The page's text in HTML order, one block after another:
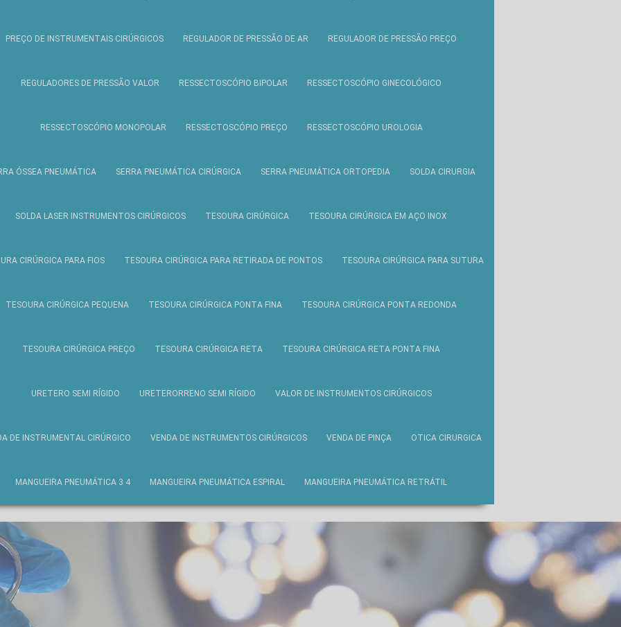
PREÇO DE INSTRUMENTAIS CIRÚRGICOS REGULADOR DE PRESSÃO DE AR REGULADOR DE PRESSÃO PREÇO
REGULADORES DE PRESSÃO VALOR RESSECTOSCÓPIO BIPOLAR RESSECTOSCÓPIO GINECOLÓGICO
RESSECTOSCÓPIO MONOPOLAR RESSECTOSCÓPIO PREÇO RESSECTOSCÓPIO UROLOGIA
ÓSSEA PNEUMÁTICA SERRA PNEUMÁTICA CIRÚRGICA SERRA PNEUMÁTICA ORTOPEDIA SOLDA CIRURGIA
SOLDA LASER INSTRUMENTOS CIRÚRGICOS TESOURA CIRÚRGICA TESOURA CIRÚRGICA EM AÇO INOX
CIRÚRGICA PARA FIOS TESOURA CIRÚRGICA PARA RETIRADA DE PONTOS TESOURA CIRÚRGICA PARA SUTURA
TESOURA CIRÚRGICA PEQUENA TESOURA CIRÚRGICA PONTA FINA TESOURA CIRÚRGICA PONTA REDONDA
TESOURA CIRÚRGICA PREÇO TESOURA CIRÚRGICA RETA TESOURA CIRÚRGICA RETA PONTA FINA
URETERO SEMI RÍGIDO URETERORRENO SEMI RÍGIDO VALOR DE INSTRUMENTOS CIRÚRGICOS
DE INSTRUMENTAL CIRÚRGICO VENDA DE INSTRUMENTOS CIRÚRGICOS VENDA DE PINÇA OTICA CIRURGICA
MANGUEIRA PNEUMÁTICA 3 4 MANGUEIRA PNEUMÁTICA ESPIRAL MANGUEIRA PNEUMÁTICA RETRÁTIL